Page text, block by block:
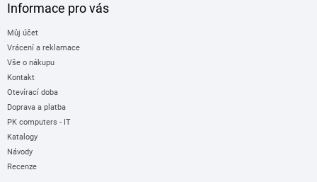
Informace pro vás
Můj účet
Vrácení a reklamace
Vše o nákupu
Kontakt
Otevírací doba
Doprava a platba
PK computers - IT
Katalogy
Návody
Recenze